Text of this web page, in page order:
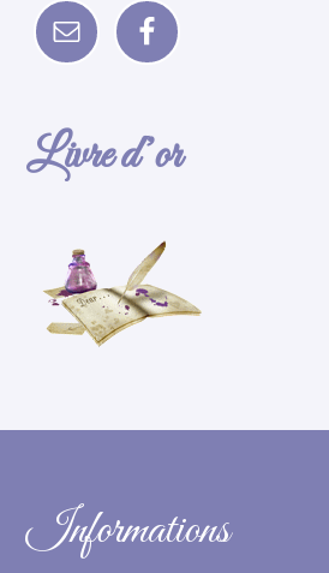
Livre d’or
Informations